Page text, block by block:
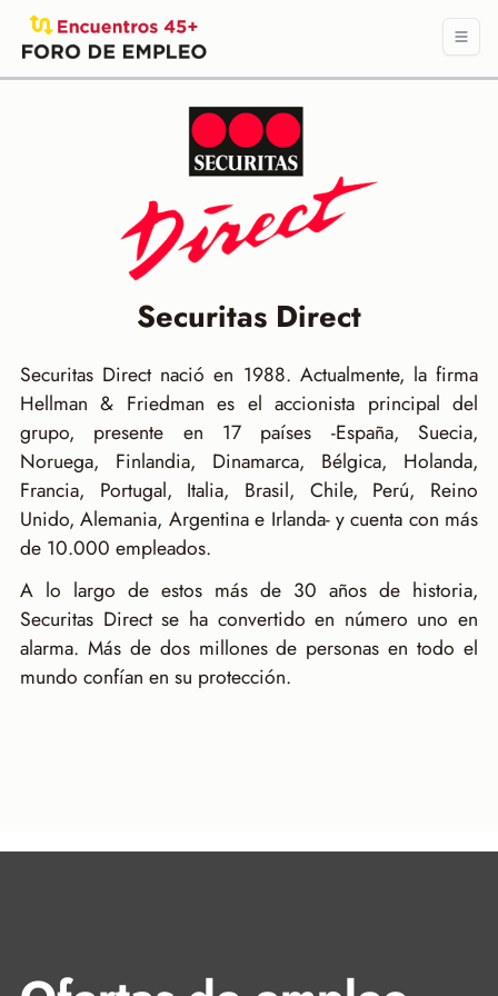
Securitas Direct
Securitas Direct nació en 1988. Actualmente, la firma
Hellman & Friedman es el accionista principal del
grupo, presente en 17 países -España, Suecia,
Noruega, Finlandia, Dinamarca, Bélgica, Holanda,
Francia, Portugal, Italia, Brasil, Chile, Perú, Reino
Unido, Alemania, Argentina e Irlanda- y cuenta con más
de 10.000 empleados.
A lo largo de estos más de 30 años de historia,
Securitas Direct se ha convertido en número uno en
alarma. Más de dos millones de personas en todo el
mundo confían en su protección.